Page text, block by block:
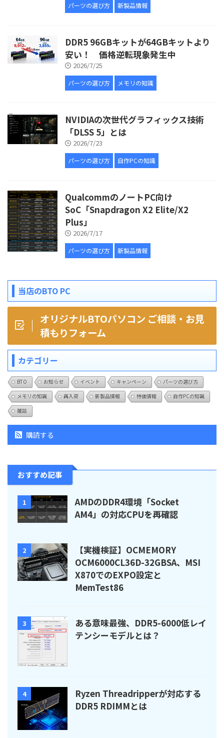
パーツの選び方 新製品情報
DDR5 96GBキットが64GBキットより
安い！ 価格逆転現象発生中
2026/7/25
パーツの選び方 メモリの知識
NVIDIAの次世代グラフィックス技術
「DLSS 5」とは
2026/7/23
パーツの選び方 自作PCの知識
QualcommのノートPC向け
SoC「Snapdragon X2 Elite/X2
Plus」
2026/7/17
パーツの選び方 新製品情報
当店のBTO PC
オリジナルBTOパソコン ご相談・お見
積もりフォーム
カテゴリー
BTO お知らせ イベント キャンペーン
パーツの選び方
メモリの知識
再入荷 新製品情報 特価情報
自作PCの知識
雑談
購読する
おすすめ記事
1
AMDのDDR4環境「Socket
AM4」の対応CPUを再確認
2
【実機検証】OCMEMORY
OCM6000CL36D-32GBSA、MSI
X870でのEXPO設定と
MemTest86
3
ある意味最強、DDR5-6000低レイ
テンシーモデルとは？
4
Ryzen Threadripperが対応する
DDR5 RDIMMとは